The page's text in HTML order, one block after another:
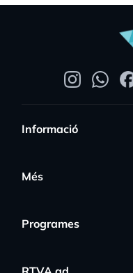
Informació
Més
Programes